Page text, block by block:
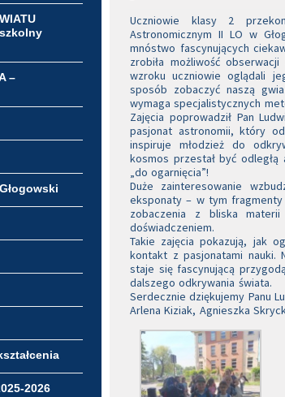
–
2026
Uczniowie klasy 2
Astronomicznym II LO w
mnóstwo fascynujących
zrobiła możliwość
wzroku uczniowie oglądali
sposób zobaczyć naszą
wymaga specjalistycznych
Zajęcia poprowadził Pan
pasjonat astronomii, który
inspiruje młodzież do
kosmos przestał być
„do ogarnięcia”!
Duże zainteresowanie
eksponaty – w tym
zobaczenia z bliska
doświadczeniem.
Takie zajęcia pokazują, jak
kontakt z pasjonatami
staje się fascynującą
dalszego odkrywania świata.
Serdecznie dziękujemy Panu
Arlena Kiziak, Agnieszka